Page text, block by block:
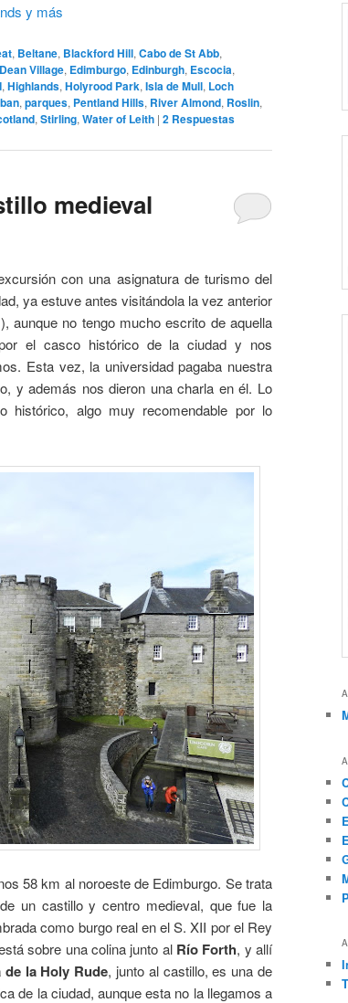
y más
, Beltane, Blackford Hill, Cabo de St Abb,
Dean Village, Edimburgo, Edinburgh, Escocia,
, Highlands, Holyrood Park, Isla de Mull, Loch
, parques, Pentland Hills, River Almond, Roslin,
, Stirling, Water of Leith | 2 Respuestas
medieval
con una asignatura de turismo del
ya estuve antes visitándola la vez anterior
), aunque no tengo mucho escrito de aquella
el casco histórico de la ciudad y nos
Esta vez, la universidad pagaba nuestra
y además nos dieron una charla en él. Lo
algo muy recomendable por lo
58 km al noroeste de Edimburgo. Se trata
un castillo y centro medieval, que fue la
como burgo real en el S. XII por el Rey
sobre una colina junto al Río Forth, y allí
de la Holy Rude, junto al castillo, es una de
de la ciudad, aunque esta no la llegamos a